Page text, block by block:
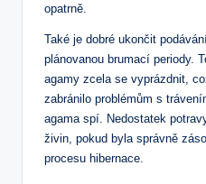
opatrně.
Také‌ je dobré ukončit
plánovanou ​brumací periody.
agamy zcela se vyprázdnit,
zabránilo problémům s
agama spí. Nedostatek
živin, pokud byla správně
procesu⁤ hibernace.